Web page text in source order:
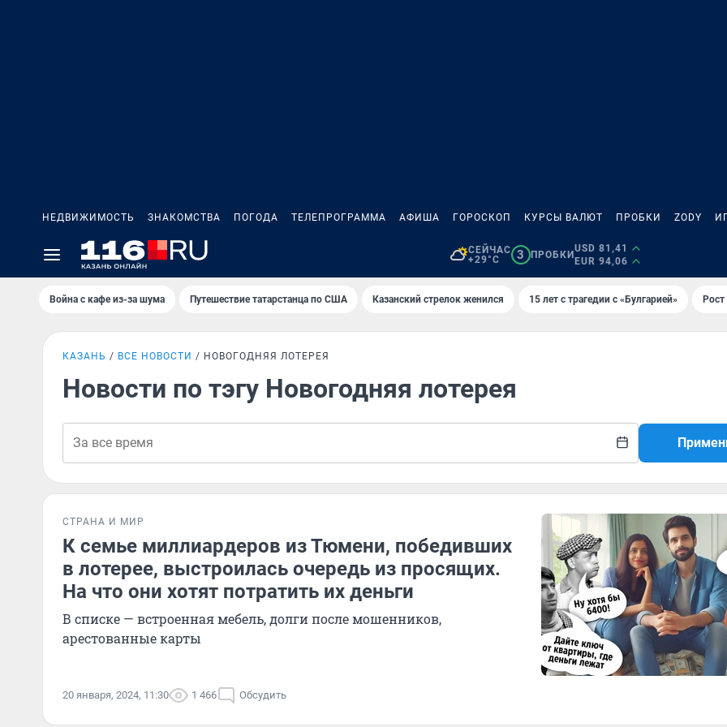
НЕДВИЖИМОСТЬ ЗНАКОМСТВА ПОГОДА ТЕЛЕПРОГРАММА АФИША ГОРОСКОП КУРСЫ ВАЛЮТ ПРОБКИ ZODY
СЕЙЧАС
+29°C
3 ПРОБКИ
USD 81,41
EUR 94,06
Война с кафе из-за шума Путешествие татарстанца по США Казанский стрелок женился 15 лет с трагедии с «Булгарией»
КАЗАНЬ ВСЕ НОВОСТИ НОВОГОДНЯЯ ЛОТЕРЕЯ
Новости по тэгу Новогодняя лотерея
СТРАНА И МИР
К семье миллиардеров из Тюмени, победивших
в лотерее, выстроилась очередь из просящих.
На что они хотят потратить их деньги
В списке — встроенная мебель, долги после мошенников,
арестованные карты
20 января, 2024, 11:30 1 466 Обсудить